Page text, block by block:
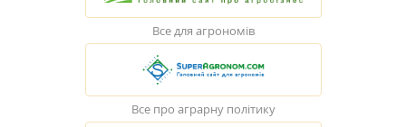
Все для агрономів
Все про аграрну політику